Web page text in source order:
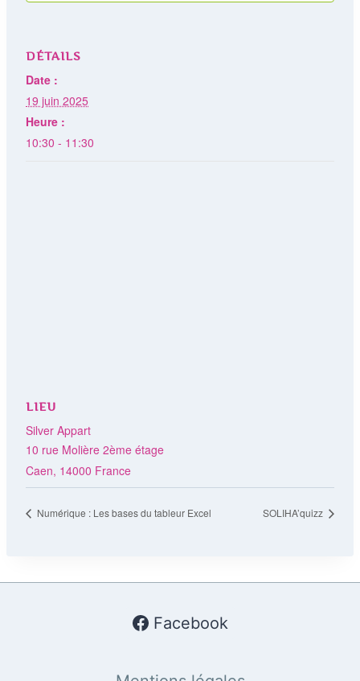
DÉTAILS
Date :
19 juin 2025
Heure :
10:30 - 11:30
LIEU
Silver Appart
10 rue Molière 2ème étage
Caen, 14000 France
Numérique : Les bases du tableur Excel SOLIHA’quizz
Facebook